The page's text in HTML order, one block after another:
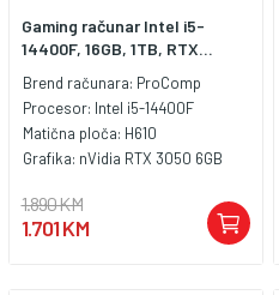
Gaming računar Intel i5-
14400F, 16GB, 1TB, RTX...
Brend računara: ProComp
Procesor: Intel i5-14400F
Matična ploča: H610
Grafika: nVidia RTX 3050 6GB
1.890 KM
1.701 KM